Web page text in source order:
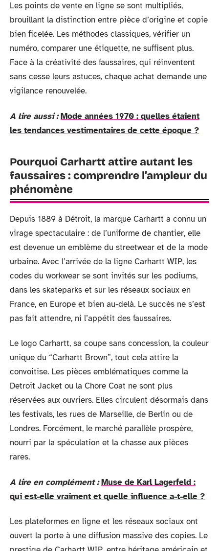
Les points de vente en ligne se sont multipliés,
brouillant la distinction entre pièce d’origine et copie
bien ficelée. Les méthodes classiques, vérifier un
numéro, comparer une étiquette, ne suffisent plus.
Face à la créativité des faussaires, qui réinventent
sans cesse leurs astuces, chaque achat demande une
vigilance renouvelée.
A lire aussi : Mode années 1970 : quelles étaient
les tendances vestimentaires de cette époque ?
Pourquoi Carhartt attire autant les
faussaires : comprendre l’ampleur du
phénomène
Depuis 1889 à Détroit, la marque Carhartt a connu un
virage spectaculaire : de l’uniforme de chantier, elle
est devenue un emblème du streetwear et de la mode
urbaine. Avec l’arrivée de la ligne Carhartt WIP, les
codes du workwear se sont invités sur les podiums,
dans les skateparks et sur les réseaux sociaux en
France, en Europe et bien au-delà. Le succès ne s’est
pas fait attendre, ni l’appétit des faussaires.
Le logo Carhartt, sa coupe sans concession, la couleur
unique du “Carhartt Brown”, tout cela attire la
convoitise. Les pièces emblématiques comme la
Detroit Jacket ou la Chore Coat ne sont plus
réservées aux ouvriers. Elles circulent désormais dans
les festivals, les rues de Marseille, de Berlin ou de
Londres. Forcément, le marché parallèle prospère,
nourri par la spéculation et la chasse aux pièces
rares.
A lire en complément : Muse de Karl Lagerfeld :
qui est-elle vraiment et quelle influence a-t-elle ?
Les plateformes en ligne et les réseaux sociaux ont
ouvert la porte à une diffusion massive des copies. Le